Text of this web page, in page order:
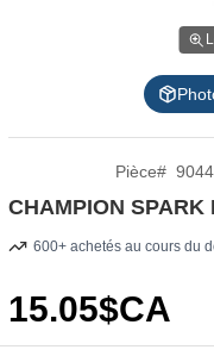
Pièce# 9044
CHAMPION
600+ achetés au cours du
15.05$CA